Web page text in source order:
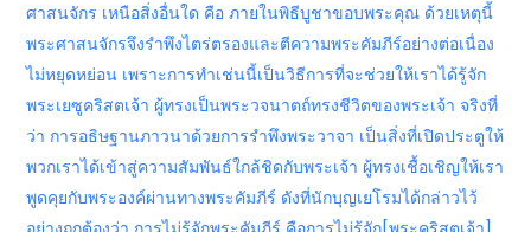
ศาสนจักร เหนือสิ่งอื่นใด คือ ภายในพิธีบูชาขอบพระคุณ ด้วยเหตุนี้
พระศาสนจักรจึงรำพึงไตร่ตรองและตีความพระคัมภีร์อย่างต่อเนื่อง
ไม่หยุดหย่อน เพราะการทำเช่นนี้เป็นวิธีการที่จะช่วยให้เราได้รู้จัก
พระเยซูคริสตเจ้า ผู้ทรงเป็นพระวจนาตถ์ทรงชีวิตของพระเจ้า จริงที่
ว่า การอธิษฐานภาวนาด้วยการรำพึงพระวาจา เป็นสิ่งที่เปิดประตูให้
พวกเราได้เข้าสู่ความสัมพันธ์ใกล้ชิดกับพระเจ้า ผู้ทรงเชื้อเชิญให้เรา
พูดคุยกับพระองค์ผ่านทางพระคัมภีร์ ดังที่นักบุญเยโรมได้กล่าวไว้